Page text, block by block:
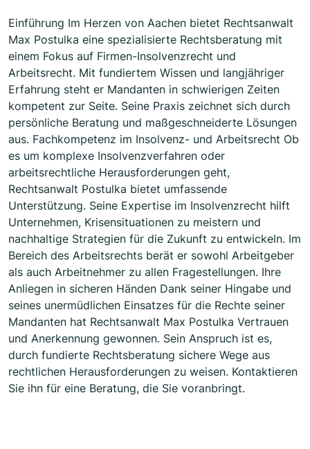
Einführung Im Herzen von Aachen bietet Rechtsanwalt
Max Postulka eine spezialisierte Rechtsberatung mit
einem Fokus auf Firmen-Insolvenzrecht und
Arbeitsrecht. Mit fundiertem Wissen und langjähriger
Erfahrung steht er Mandanten in schwierigen Zeiten
kompetent zur Seite. Seine Praxis zeichnet sich durch
persönliche Beratung und maßgeschneiderte Lösungen
aus. Fachkompetenz im Insolvenz- und Arbeitsrecht Ob
es um komplexe Insolvenzverfahren oder
arbeitsrechtliche Herausforderungen geht,
Rechtsanwalt Postulka bietet umfassende
Unterstützung. Seine Expertise im Insolvenzrecht hilft
Unternehmen, Krisensituationen zu meistern und
nachhaltige Strategien für die Zukunft zu entwickeln. Im
Bereich des Arbeitsrechts berät er sowohl Arbeitgeber
als auch Arbeitnehmer zu allen Fragestellungen. Ihre
Anliegen in sicheren Händen Dank seiner Hingabe und
seines unermüdlichen Einsatzes für die Rechte seiner
Mandanten hat Rechtsanwalt Max Postulka Vertrauen
und Anerkennung gewonnen. Sein Anspruch ist es,
durch fundierte Rechtsberatung sichere Wege aus
rechtlichen Herausforderungen zu weisen. Kontaktieren
Sie ihn für eine Beratung, die Sie voranbringt.